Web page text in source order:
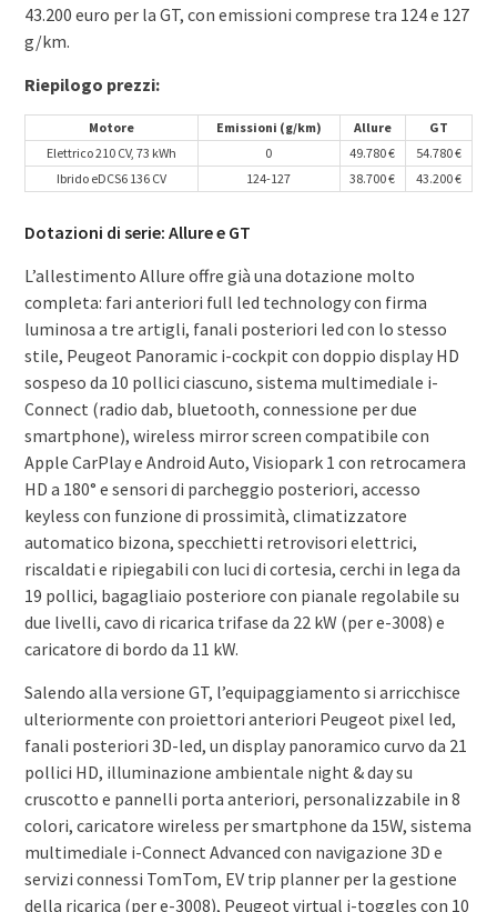
43.200 euro per la GT, con emissioni comprese tra 124 e 127
g/km.
Riepilogo prezzi:
Motore Emissioni (g/km) Allure
GT
Elettrico 210 CV, 73 kWh
0 49.780 €
54.780 €
Ibrido eDCS6 136 CV
124-127 38.700 € 43.200 €
Dotazioni di serie: Allure e GT
L’allestimento Allure offre già una dotazione molto
completa: fari anteriori full led technology con firma
luminosa a tre artigli, fanali posteriori led con lo stesso
stile, Peugeot Panoramic i-cockpit con doppio display HD
sospeso da 10 pollici ciascuno, sistema multimediale i-
Connect (radio dab, bluetooth, connessione per due
smartphone), wireless mirror screen compatibile con
Apple CarPlay e Android Auto, Visiopark 1 con retrocamera
HD a 180° e sensori di parcheggio posteriori, accesso
keyless con funzione di prossimità, climatizzatore
automatico bizona, specchietti retrovisori elettrici,
riscaldati e ripiegabili con luci di cortesia, cerchi in lega da
19 pollici, bagagliaio posteriore con pianale regolabile su
due livelli, cavo di ricarica trifase da 22 kW (per e-3008) e
caricatore di bordo da 11 kW.
Salendo alla versione GT, l’equipaggiamento si arricchisce
ulteriormente con proiettori anteriori Peugeot pixel led,
fanali posteriori 3D-led, un display panoramico curvo da 21
pollici HD, illuminazione ambientale night & day su
cruscotto e pannelli porta anteriori, personalizzabile in 8
colori, caricatore wireless per smartphone da 15W, sistema
multimediale i-Connect Advanced con navigazione 3D e
servizi connessi TomTom, EV trip planner per la gestione
della ricarica (per e-3008), Peugeot virtual i-toggles con 10